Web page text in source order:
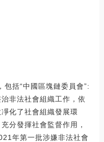
括“中國區塊鏈委員會”:
非法社會組織工作，依
化了社會組織發展環
分發揮社會監督作用，
年第一批涉嫌非法社會